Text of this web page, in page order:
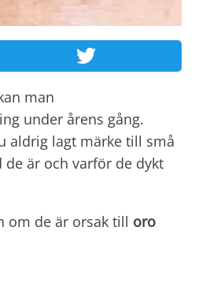
man
under årens gång.
aldrig lagt märke till små
är och varför de dykt
om de är orsak till oro